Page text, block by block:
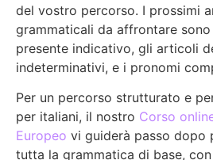
del vostro percorso. I prossimi
grammaticali da affrontare
presente indicativo, gli articoli
indeterminativi, e i pronomi
Per un percorso strutturato e
per italiani, il nostro Corso
Europeo vi guiderà passo dopo
tutta la grammatica di base,